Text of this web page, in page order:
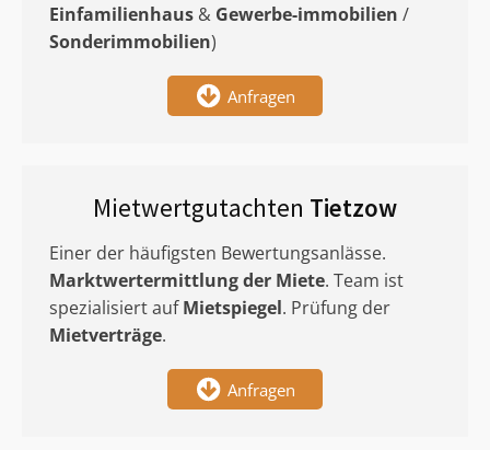
Einfamilienhaus & Gewerbe-immobilien /
Sonderimmobilien)
Anfragen
Mietwertgutachten Tietzow
Einer der häufigsten Bewertungsanlässe.
Marktwertermittlungder Miete. Team ist
spezialisiert aufMietspiegel. Prüfung der
Mietverträge.
Anfragen